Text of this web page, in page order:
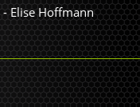
- Elise Hoffmann